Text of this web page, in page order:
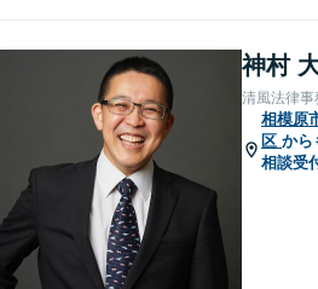
神村
清風法律事
相模原
区 から
相談受